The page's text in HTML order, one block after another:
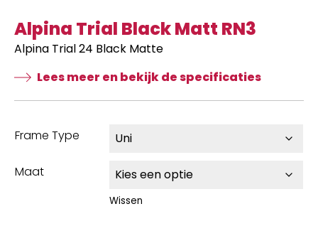
Alpina Trial Black Matt RN3
Alpina Trial 24 Black Matte
Lees meer en bekijk de specificaties
Frame Type
Maat
Wissen